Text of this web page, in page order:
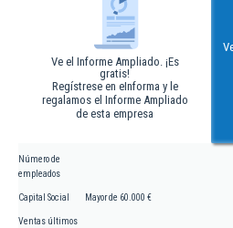
Ve el Informe Ampliado. ¡Es
gratis!
Regístrese en eInforma y le
regalamos el Informe Ampliado
de esta empresa
Número de
empleados
Capital Social Mayor de 60.000 €
Ventas últimos